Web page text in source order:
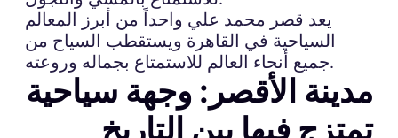
يعد قصر محمد علي واحداً من أبرز المعالم
السياحية في القاهرة ويستقطب السياح من
جميع أنحاء العالم للاستمتاع بجماله وروعته.
مدينة الأقصر: وجهة سياحية
تمتزج فيها بين التاريخ